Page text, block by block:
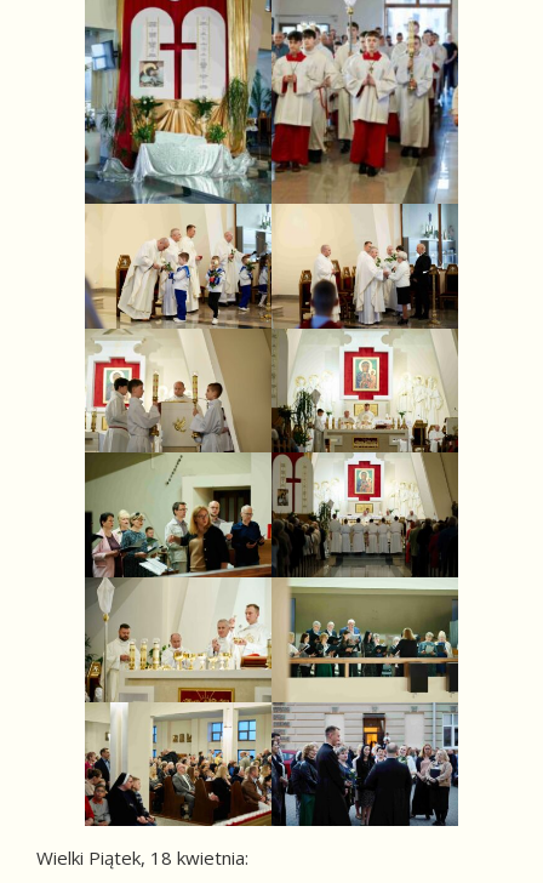
Wielki Piątek, 18 kwietnia: